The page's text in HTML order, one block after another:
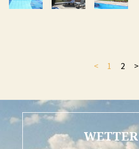
< 1 2 >
WETTER